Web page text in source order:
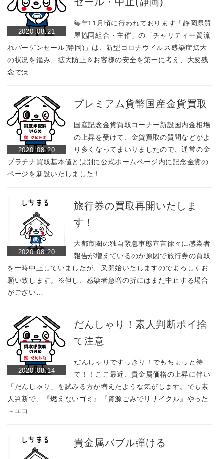
2020.08.21
毎年11月頃に行われております「静岡県質
屋協同組合・主催」の「チャリティー質流
れバーゲンセール(静岡)」は、新型コロナウイルス感染症拡大
の状況を鑑み、拡大防止＆お客様の安全を第一に考え、大変残
念では…
2020.08.20
プレミアム貨幣国産金貨買取
国産記念金貨買取コーナー新設国内金相場
の上昇を受けて、金貨買取の質問などがよ
り多くなってまいりましたので、通常の金
プラチナ買取基本値とは別に公式ホームページ内に記念金貨の
ページを新設いたしました！…
2020.08.20
旅行券の買取再開いたしま
す！
大都市圏の独自緊急事態宣言徐々に感染者
報告が増えているのが原因で旅行券の買取
を一時中止していましたが、又開始いたしますのでよろしくお
願い致します。※但し、感染者急増の折にはまた中止する場合
がござい…
2020.08.14
だんしゃり！素人判断ポイ捨
て注意
だんしゃりですっきり！でもちょっと待
て！！ここ最近、貴金属価格の上昇に伴い
「だんしゃり」を試みる方が増えたような気がします。でも素
人判断で、『燃えないゴミ』『資源ごみでリサイクル』やった
～エコ…
貴金属バブル弾ける